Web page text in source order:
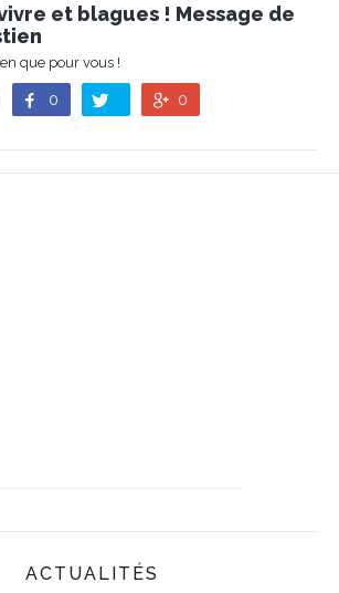
et blagues ! Message de
que pour vous !
0 0
ACTUALITÉS